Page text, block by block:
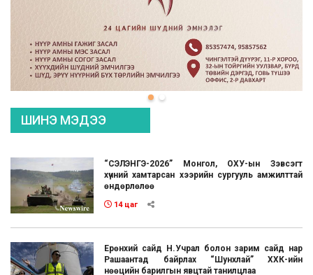
ШИНЭ МЭДЭЭ
“СЭЛЭНГЭ-2026” Монгол, ОХУ-ын Зэвсэгт
хүчний хамтарсан хээрийн сургууль амжилттай
өндөрлөлөө
14 цаг
Ерөнхий сайд Н.Учрал болон зарим сайд нар
Рашаантад байрлах “Шунхлай” ХХК-ийн
нөөцийн барилгын явцтай танилцлаа